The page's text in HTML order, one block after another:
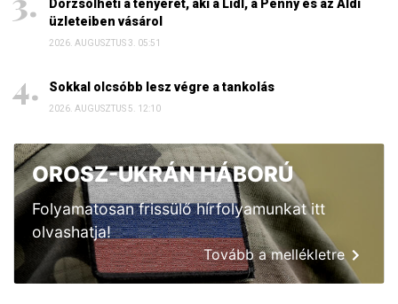
Dörzsölheti a tenyerét, aki a Lidl, a Penny és az Aldi
üzleteiben vásárol
2026. AUGUSZTUS 3. 05:51
Sokkal olcsóbb lesz végre a tankolás
2026. AUGUSZTUS 5. 12:10
OROSZ-UKRÁN HÁBORÚ
Folyamatosan frissülő hírfolyamunkat itt
olvashatja!
Tovább a mellékletre